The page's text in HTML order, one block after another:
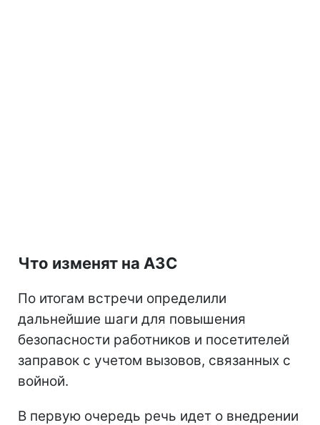
Что изменят на АЗС
По итогам встречи определили
дальнейшие шаги для повышения
безопасности работников и посетителей
заправок с учетом вызовов, связанных с
войной.
В первую очередь речь идет о внедрении